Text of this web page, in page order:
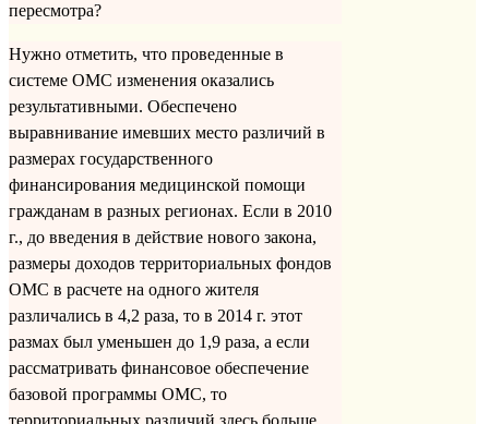
пересмотра?
Нужно отметить, что проведенные в
системе ОМС изменения оказались
результативными. Обеспечено
выравнивание имевших место различий в
размерах государственного
финансирования медицинской помощи
гражданам в разных регионах. Если в 2010
г., до введения в действие нового закона,
размеры доходов территориальных фондов
ОМС в расчете на одного жителя
различались в 4,2 раза, то в 2014 г. этот
размах был уменьшен до 1,9 раза, а если
рассматривать финансовое обеспечение
базовой программы ОМС, то
территориальных различий здесь больше